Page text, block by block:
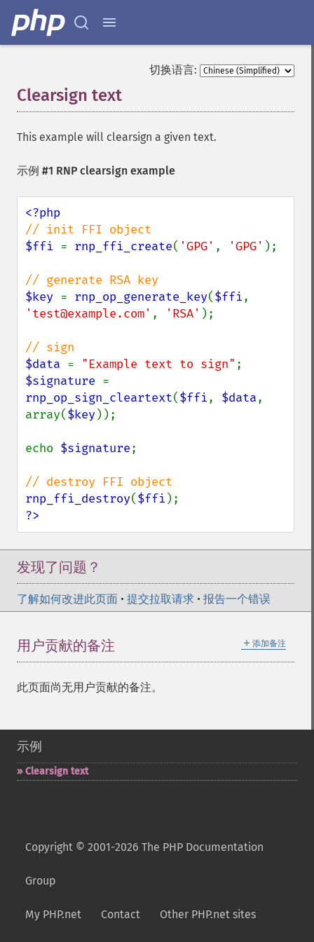
切换语言:
Clearsign text
This example will clearsign a given text.
示例 #1 RNP clearsign example
$ffi = rnp_ffi_create( 'GPG' , 'GPG' );
$key = rnp_op_generate_key($ffi
'test@example.com' , 'RSA' );
$data = "Example text to sign"
$signature
rnp_op_sign_cleartext($ffi, $data,
array($key));
echo $signature;
rnp_ffi_destroy($ffi
?>
发现了问题？
了解如何改进此页面 • 提交拉取请求 • 报告一个错误
＋ 添加备注
用户贡献的备注
此页面尚无用户贡献的备注。
示例
Clearsign text
Copyright © 2001-2026 The PHP Documentation
Group
My PHP.net Contact Other PHP.net sites